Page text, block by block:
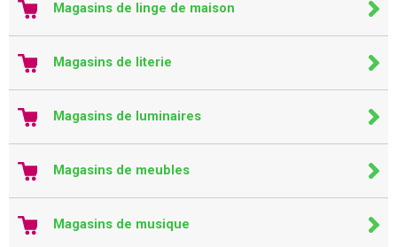
Magasins de linge de maison
Magasins de literie
Magasins de luminaires
Magasins de meubles
Magasins de musique